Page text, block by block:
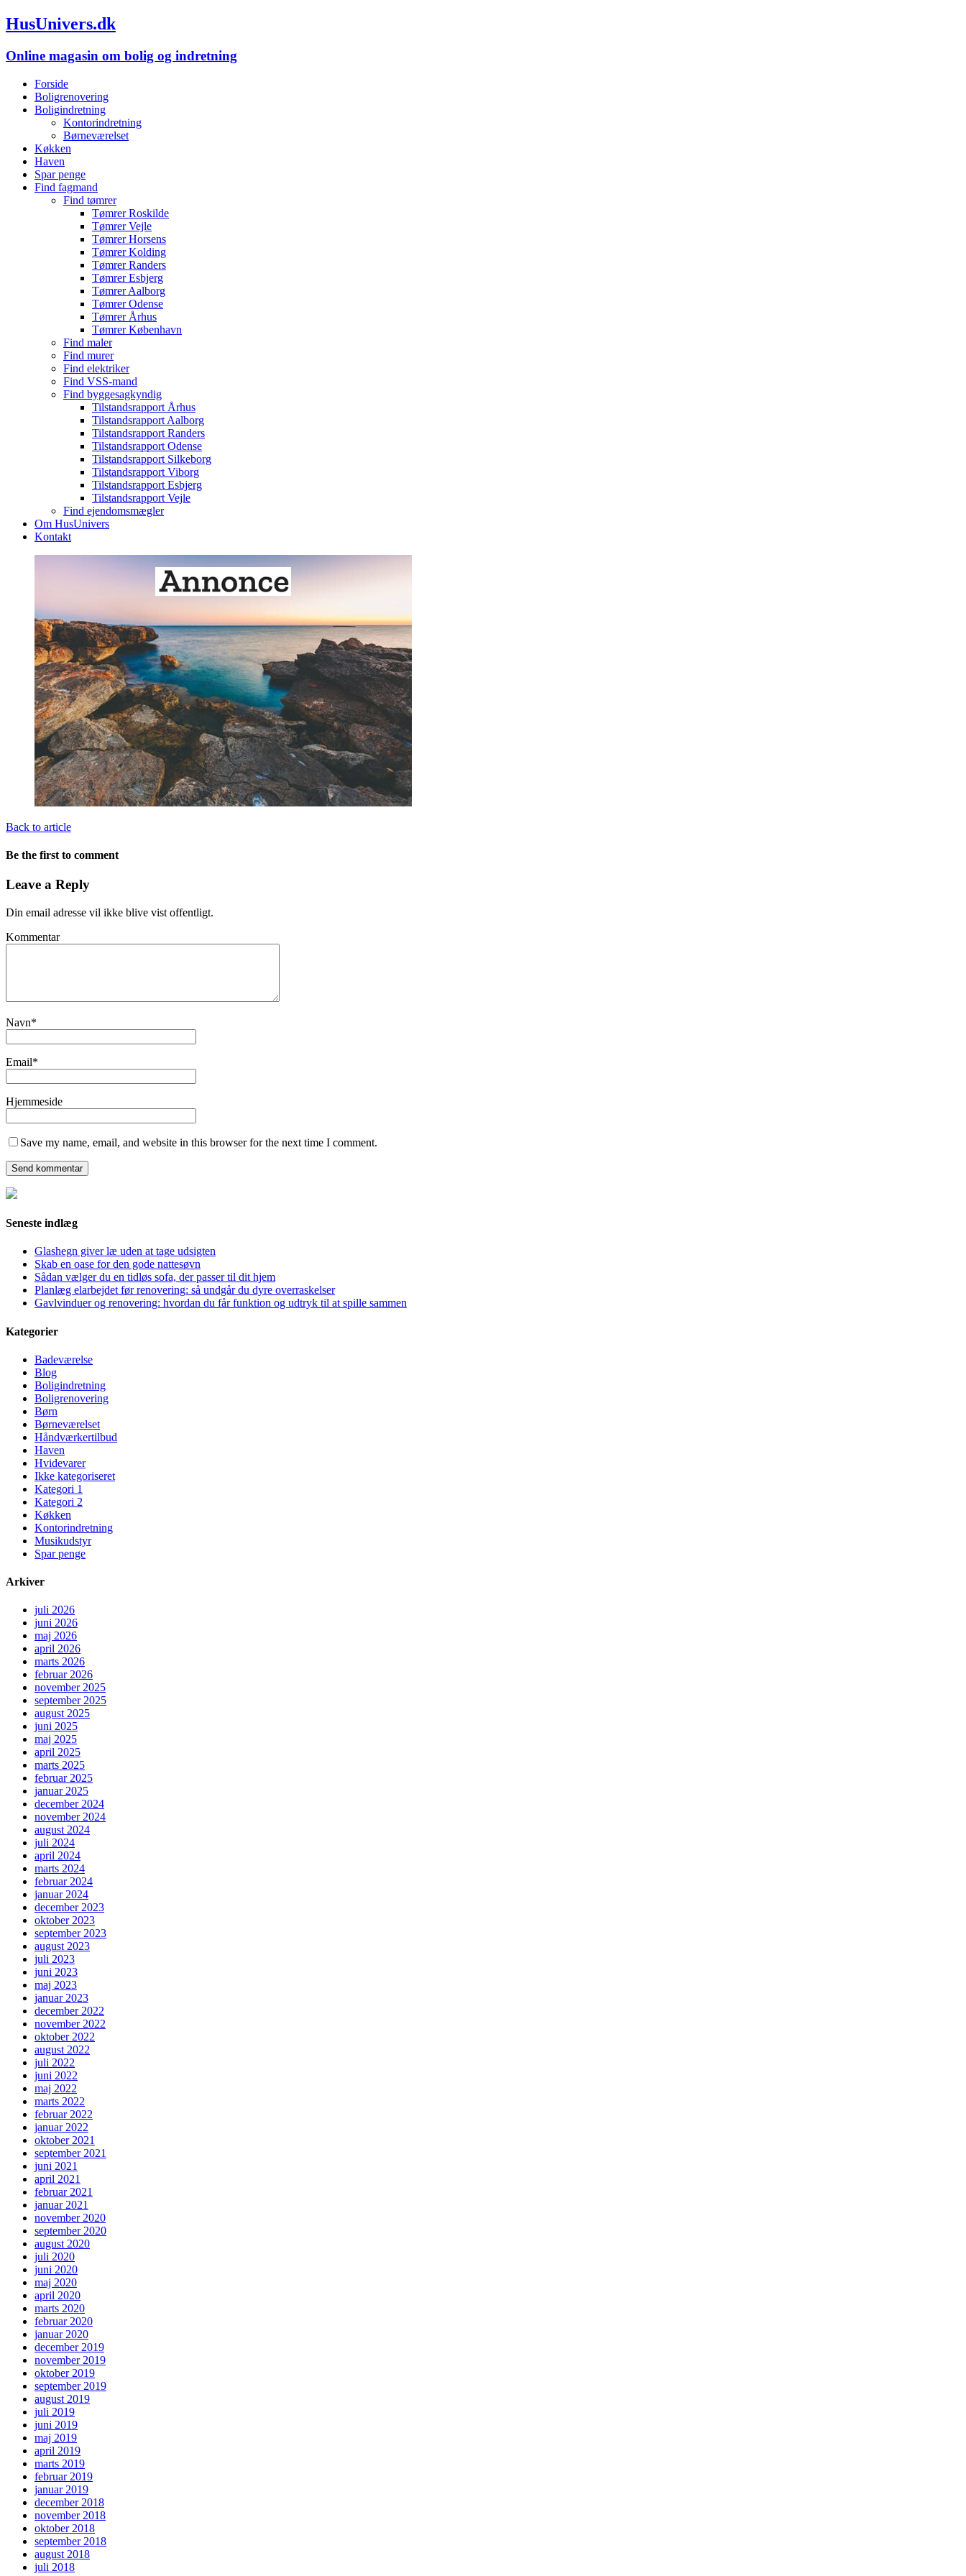
HusUnivers.dk
Online magasin om bolig og indretning
Forside
Boligrenovering
Boligindretning
Kontorindretning
Børneværelset
Køkken
Haven
Spar penge
Find fagmand
Find tømrer
Tømrer Roskilde
Tømrer Vejle
Tømrer Horsens
Tømrer Kolding
Tømrer Randers
Tømrer Esbjerg
Tømrer Aalborg
Tømrer Odense
Tømrer Århus
Tømrer København
Find maler
Find murer
Find elektriker
Find VSS-mand
Find byggesagkyndig
Tilstandsrapport Århus
Tilstandsrapport Aalborg
Tilstandsrapport Randers
Tilstandsrapport Odense
Tilstandsrapport Silkeborg
Tilstandsrapport Viborg
Tilstandsrapport Esbjerg
Tilstandsrapport Vejle
Find ejendomsmægler
Om HusUnivers
Kontakt
Back to article
Be the first to comment
Leave a Reply
Din email adresse vil ikke blive vist offentligt.
Kommentar
Navn*
Email*
Hjemmeside
Save my name, email, and website in this browser for the next time I comment.
Seneste indlæg
Glashegn giver læ uden at tage udsigten
Skab en oase for den gode nattesøvn
Sådan vælger du en tidløs sofa, der passer til dit hjem
Planlæg elarbejdet før renovering: så undgår du dyre overraskelser
Gavlvinduer og renovering: hvordan du får funktion og udtryk til at spille sammen
Kategorier
Badeværelse
Blog
Boligindretning
Boligrenovering
Børn
Børneværelset
Håndværkertilbud
Haven
Hvidevarer
Ikke kategoriseret
Kategori 1
Kategori 2
Køkken
Kontorindretning
Musikudstyr
Spar penge
Arkiver
juli 2026
juni 2026
maj 2026
april 2026
marts 2026
februar 2026
november 2025
september 2025
august 2025
juni 2025
maj 2025
april 2025
marts 2025
februar 2025
januar 2025
december 2024
november 2024
august 2024
juli 2024
april 2024
marts 2024
februar 2024
januar 2024
december 2023
oktober 2023
september 2023
august 2023
juli 2023
juni 2023
maj 2023
januar 2023
december 2022
november 2022
oktober 2022
august 2022
juli 2022
juni 2022
maj 2022
marts 2022
februar 2022
januar 2022
oktober 2021
september 2021
juni 2021
april 2021
februar 2021
januar 2021
november 2020
september 2020
august 2020
juli 2020
juni 2020
maj 2020
april 2020
marts 2020
februar 2020
januar 2020
december 2019
november 2019
oktober 2019
september 2019
august 2019
juli 2019
juni 2019
maj 2019
april 2019
marts 2019
februar 2019
januar 2019
december 2018
november 2018
oktober 2018
september 2018
august 2018
juli 2018